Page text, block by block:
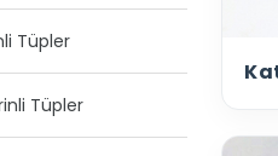
Tüpler
Tüpler